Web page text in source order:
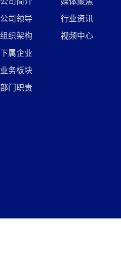
公司领导
组织架构
下属企业
业务板块
部门职责
行业资讯
视频中心